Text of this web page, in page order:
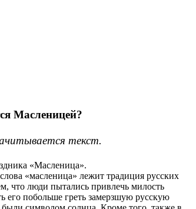
Масленицей?
текст.
«Масленица».
«масленица» лежит традиция русских
что люди пытались привлечь милость
побольше греть замерзшую русскую